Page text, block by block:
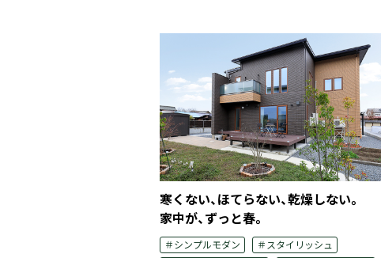
寒くない、ほてらない、乾燥しない。
家中が、ずっと春。
＃シンプルモダン
＃スタイリッシュ